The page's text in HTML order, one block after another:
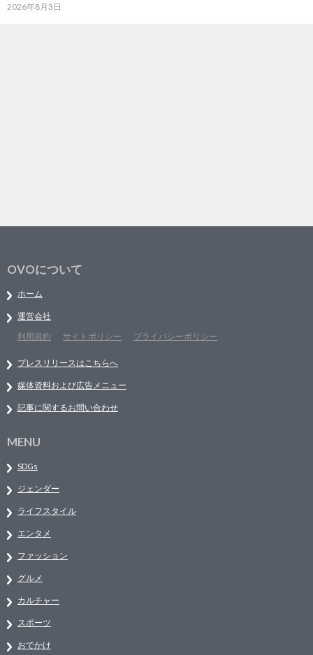
2026年8月3日
OVOについて
ホーム
運営会社
利用規約
サイトポリシー プライバシーポリシー
プレスリリースはこちらへ
媒体資料および広告メニュー
記事に関するお問い合わせ
MENU
SDGs
ジェンダー
ライフスタイル
エンタメ
ファッション
グルメ
カルチャー
スポーツ
おでかけ